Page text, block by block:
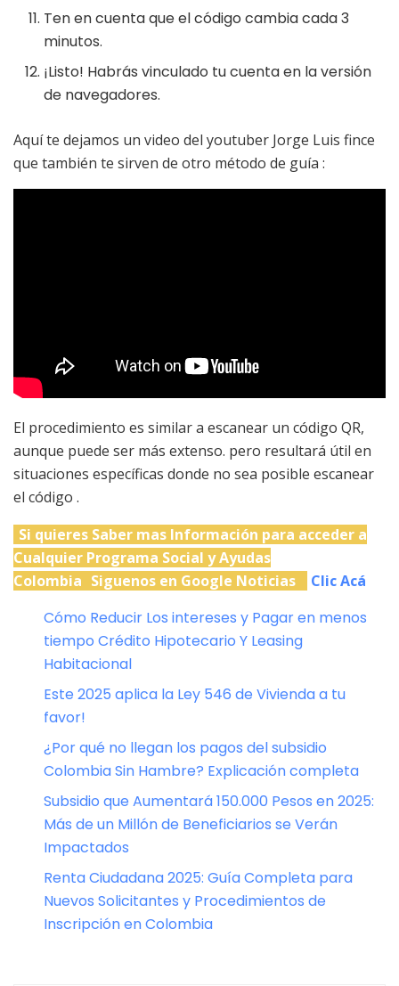
Ten en cuenta que el código cambia cada 3
minutos.
¡Listo! Habrás vinculado tu cuenta en la versión
de navegadores.
Aquí te dejamos un video del youtuber Jorge Luis fince
que también te sirven de otro método de guía :
El procedimiento es similar a escanear un código QR,
aunque puede ser más extenso. pero resultará útil en
situaciones específicas donde no sea posible escanear
el código .
Si quieres Saber mas Información para acceder a
Cualquier Programa Social y Ayudas
Colombia Siguenos en Google Noticias Clic Acá
Cómo Reducir Los intereses y Pagar en menos
tiempo Crédito Hipotecario Y Leasing
Habitacional
Este 2025 aplica la Ley 546 de Vivienda a tu
favor!
¿Por qué no llegan los pagos del subsidio
Colombia Sin Hambre? Explicación completa
Subsidio que Aumentará 150.000 Pesos en 2025:
Más de un Millón de Beneficiarios se Verán
Impactados
Renta Ciudadana 2025: Guía Completa para
Nuevos Solicitantes y Procedimientos de
Inscripción en Colombia